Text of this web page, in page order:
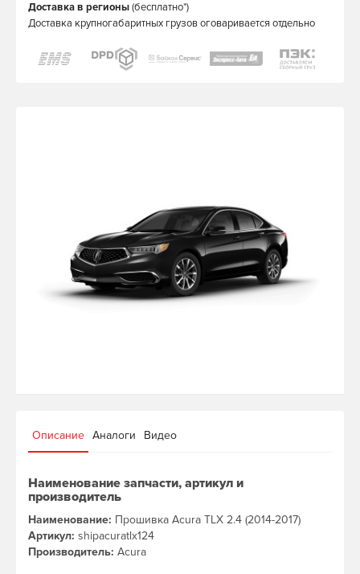
Доставка в регионы(бесплатно*)
Доставка крупногабаритных грузов оговаривается отдельно
Описание Аналоги Видео
Наименование запчасти, артикул и
производитель
Наименование: Прошивка Acura TLX 2.4 (2014-2017)
Артикул: shipacuratlx124
Производитель: Acura